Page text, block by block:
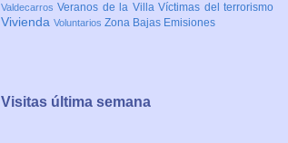
ValdecarrosVeranos de la VillaVíctimas del terrorismo
Vivienda Voluntarios Zona Bajas Emisiones
Visitas última semana